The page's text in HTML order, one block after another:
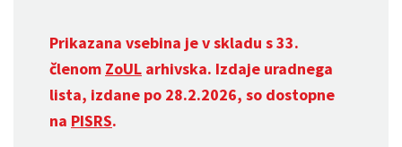
Prikazana vsebina je v skladu s 33.
členom ZoUL arhivska. Izdaje uradnega
lista, izdane po 28.2.2026, so dostopne
na PISRS.